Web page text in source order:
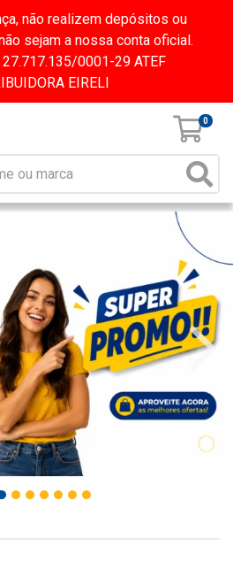
não realizem depósitos ou
sejam a nossa conta oficial.
0001-29 ATEF
EIRELI
0